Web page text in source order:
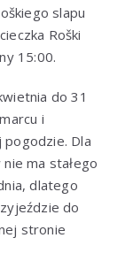
slapu
Roški
15:00.
do 31
i
Dla
ma stałego
dlatego
do
stronie